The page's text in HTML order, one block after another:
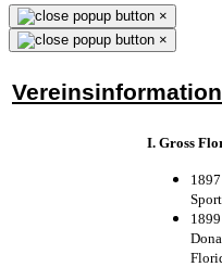
×
×
I. Gross